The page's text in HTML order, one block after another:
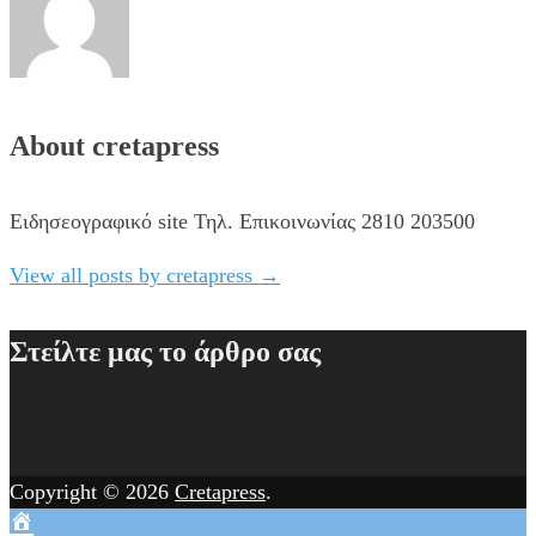
About cretapress
Ειδησεογραφικό site Τηλ. Επικοινωνίας 2810 203500
View all posts by cretapress →
Στείλτε μας το άρθρο σας
Copyright © 2026 Cretapress.